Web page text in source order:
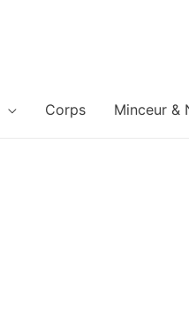
Corps Minceur &